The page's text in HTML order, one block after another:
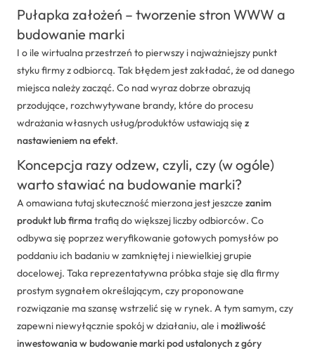
Pułapka założeń – tworzenie stron WWW a
budowanie marki
I o ile wirtualna przestrzeń to pierwszy i najważniejszy punkt
styku firmy z odbiorcą. Tak błędem jest zakładać, że od danego
miejsca należy zacząć. Co nad wyraz dobrze obrazują
przodujące, rozchwytywane brandy, które do procesu
wdrażania własnych usług/produktów ustawiają się z
nastawieniem na efekt.
Koncepcja razy odzew, czyli, czy (w ogóle)
warto stawiać na budowanie marki?
A omawiana tutaj skuteczność mierzona jest jeszcze zanim
produkt lub firmatrafią do większej liczby odbiorców. Co
odbywa się poprzez weryfikowanie gotowych pomysłów po
poddaniu ich badaniu w zamkniętej i niewielkiej grupie
docelowej. Taka reprezentatywna próbka staje się dla firmy
prostym sygnałem określającym, czy proponowane
rozwiązanie ma szansę wstrzelić się w rynek. A tym samym, czy
zapewni niewyłącznie spokój w działaniu, ale imożliwość
inwestowania w budowanie marki pod ustalonych z góry